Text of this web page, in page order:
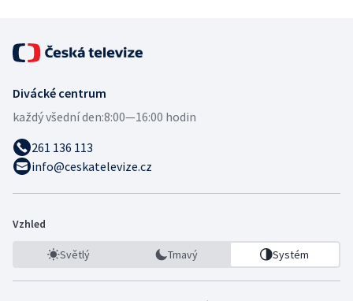
Divácké centrum
každý všední den:8:00—16:00 hodin
261 136 113
info@ceskatelevize.cz
Vzhled
Světlý Tmavý Systém